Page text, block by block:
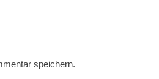
speichern.